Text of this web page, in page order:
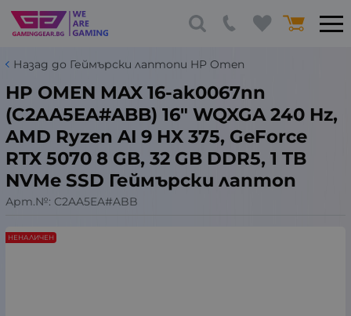
Назад до Геймърски лаптопи HP Omen
HP OMEN MAX 16-ak0067nn
(C2AA5EA#ABB) 16" WQXGA 240 Hz,
AMD Ryzen AI 9 HX 375, GeForce
RTX 5070 8 GB, 32 GB DDR5, 1 TB
NVMe SSD Геймърски лаптоп
Арт.№: C2AA5EA#ABB
НЕНАЛИЧЕН